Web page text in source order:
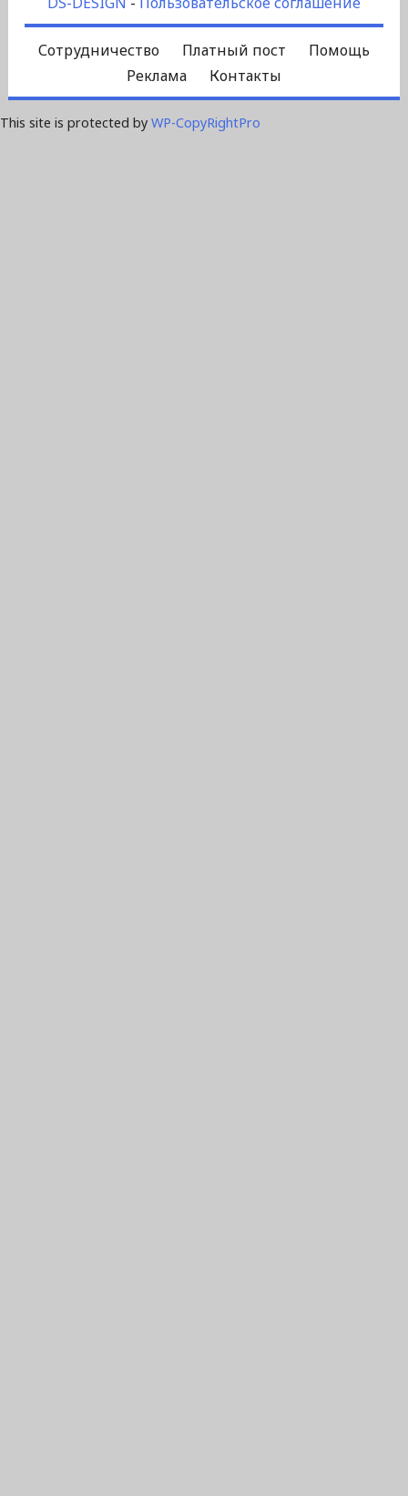
Сотрудничество Платный пост
Помощь
Реклама
Контакты
This site is protected by WP-CopyRightPro